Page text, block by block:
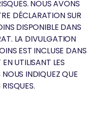
NOUS AVONS
DÉCLARATION SUR
DISPONIBLE DANS
LA DIVULGATION
EST INCLUSE DANS
UTILISANT LES
NOUS INDIQUEZ QUE